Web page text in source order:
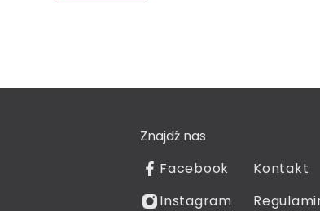
Znajdź nas
Facebook
Instagram
Kontakt